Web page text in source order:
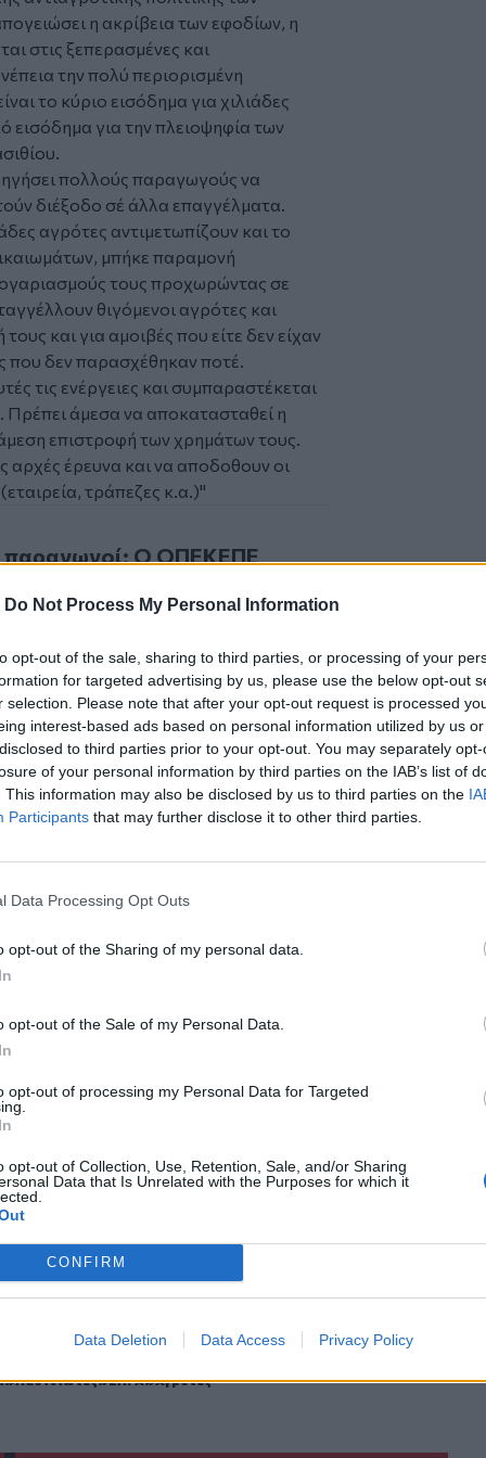
Do Not Process My Personal Information
opt-out of the sale, sharing to third parties, or processing of your
for targeted advertising by us, please use the below opt-out
selection. Please note that after your opt-out request is processed
interest-based ads based on personal information utilized by us
to third parties prior to your opt-out. You may separately
of your personal information by third parties on the IAB’s list of
This information may also be disclosed by us to third parties on the
Participants that may further disclose it to other third parties.
Data Processing Opt Outs
opt-out of the Sharing of my personal data.
opt-out of the Sale of my Personal Data.
opt-out of processing my Personal Data for Targeted
opt-out of Collection, Use, Retention, Sale, and/or Sharing
Data that Is Unrelated with the Purposes for which it
CONFIRM
Data Deletion Data Access Privacy Policy
η ακρίβεια των εφοδίων, η
στις ξεπερασμένες και
την πολύ περιορισμένη
το κύριο εισόδημα για χιλιάδες
για την πλειοψηφία των
πολλούς παραγωγούς να
διέξοδο σέ άλλα επαγγέλματα.
αγρότες αντιμετωπίζουν και το
μπήκε παραμονή
τους προχωρώντας σε
θιγόμενοι αγρότες και
και για αμοιβές που είτε δεν είχαν
που δεν παρασχέθηκαν ποτέ.
τις ενέργειες και συμπαραστέκεται
Πρέπει άμεσα να αποκατασταθεί η
επιστροφή των χρημάτων τους.
αρχές έρευνα και να αποδοθουν οι
τράπεζες κ.α.)"
Ο ΟΠΕΚΕΠΕ αμφισβητεί και δεν πληρώνει, ο ΕΛΓΑ
παραγωγοί: Ο ΟΠΕΚΕΠΕ
τηνΚρήτηκαι τοΛασίθι
- Υποχώρησε το οδόστρωμα
τη ζωή του σε τροχαίο - Τη Δευτέρα η
εικόνες!
μας στο
Λασιθιώτες ΕΛΓΑ Αγρότες